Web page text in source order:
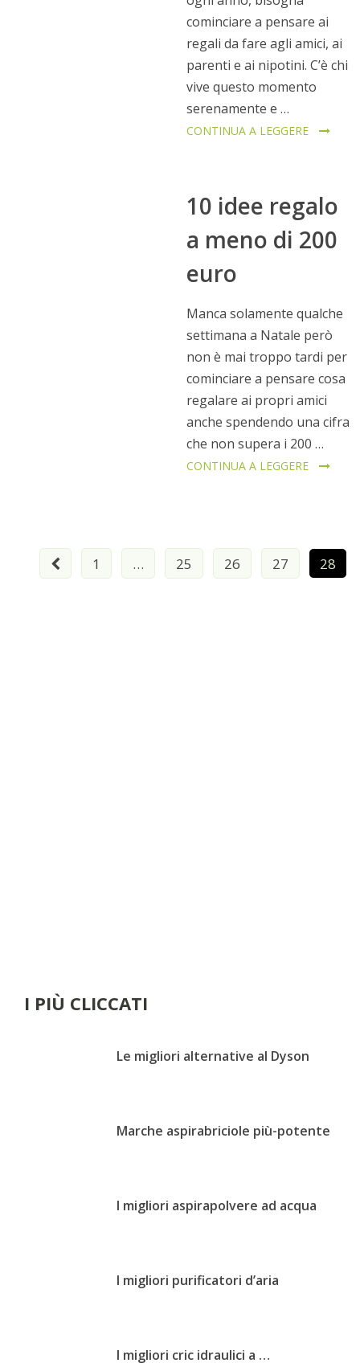
cominciare a pensare ai
regali da fare agli amici, ai
parenti e ai nipotini. C’è chi
vive questo momento
serenamente e …
CONTINUA A LEGGERE
10 idee regalo
a meno di 200
euro
Manca solamente qualche
settimana a Natale però
non è mai troppo tardi per
cominciare a pensare cosa
regalare ai propri amici
anche spendendo una cifra
che non supera i 200 …
CONTINUA A LEGGERE
Paginazione
1 … 25 26 27 28
I PIÙ CLICCATI
Le migliori alternative al Dyson
Marche aspirabriciole più-potente
I migliori aspirapolvere ad acqua
I migliori purificatori d’aria
I migliori cric idraulici a …